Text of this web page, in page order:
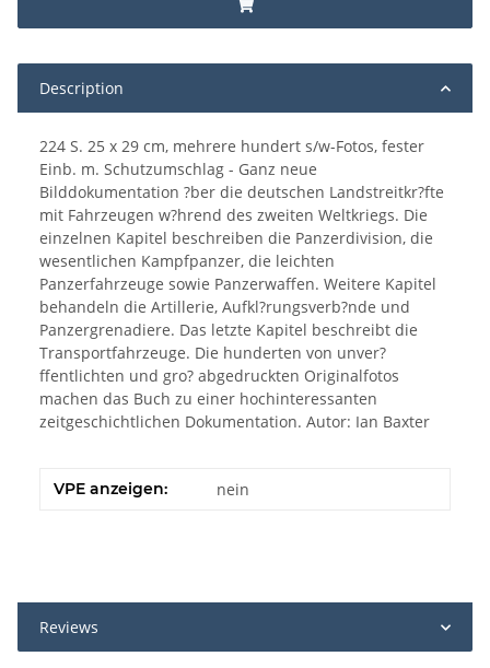
Description
224 S. 25 x 29 cm, mehrere hundert s/w-Fotos, fester
Einb. m. Schutzumschlag - Ganz neue
Bilddokumentation ?ber die deutschen Landstreitkr?fte
mit Fahrzeugen w?hrend des zweiten Weltkriegs. Die
einzelnen Kapitel beschreiben die Panzerdivision, die
wesentlichen Kampfpanzer, die leichten
Panzerfahrzeuge sowie Panzerwaffen. Weitere Kapitel
behandeln die Artillerie, Aufkl?rungsverb?nde und
Panzergrenadiere. Das letzte Kapitel beschreibt die
Transportfahrzeuge. Die hunderten von unver?
ffentlichten und gro? abgedruckten Originalfotos
machen das Buch zu einer hochinteressanten
zeitgeschichtlichen Dokumentation. Autor: Ian Baxter
VPE anzeigen: nein
Reviews